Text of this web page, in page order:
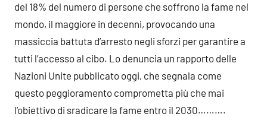
del 18% del numero di persone che soffrono la fame nel
mondo, il maggiore in decenni, provocando una
massiccia battuta d’arresto negli sforzi per garantire a
tutti l’accesso al cibo. Lo denuncia un rapporto delle
Nazioni Unite pubblicato oggi, che segnala come
questo peggioramento comprometta più che mai
l’obiettivo di sradicare la fame entro il 2030……….